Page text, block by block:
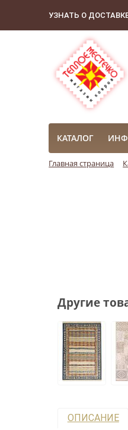
УЗНАТЬ О
КАТАЛОГ
Главная страница
Другие
ОПИСАНИЕ